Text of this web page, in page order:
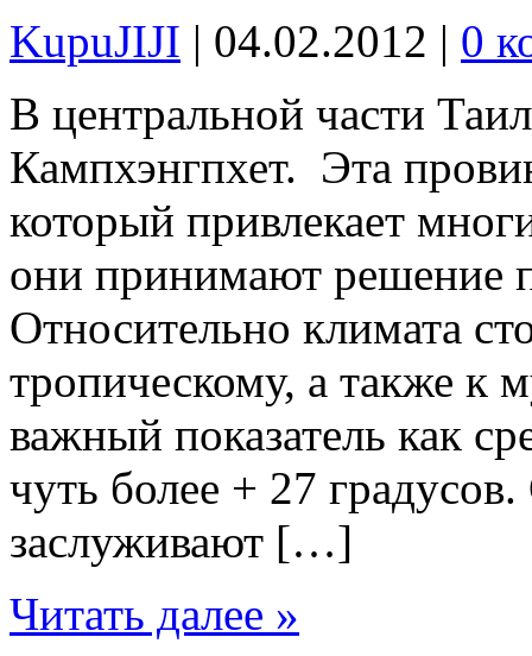
KupuJIJI | 04.02.2012 | 0
В центральной части
Кампхэнгпхет. Эта
который привлекает
они принимают решение
Относительно климата
тропическому, а также к
важный показатель как
чуть более + 27
заслуживают […]
Читать далее »